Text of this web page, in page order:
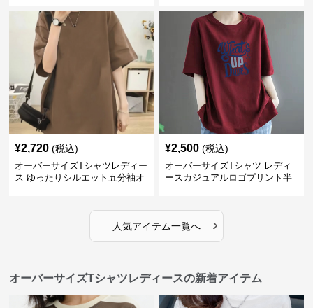
¥2,720 (税込)
オーバーサイズTシャツレディー
ス ゆったりシルエット五分袖オ
¥2,500 (税込)
オーバーサイズTシャツ レディ
ースカジュアルロゴプリント半
人気アイテム一覧へ ›
オーバーサイズTシャツレディースの新着アイテム